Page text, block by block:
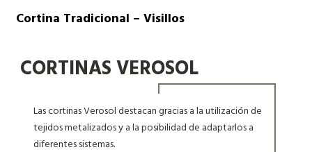
Cortina Tradicional – Visillos
CORTINAS VEROSOL
Las cortinas Verosol destacan gracias a la utilización de
tejidos metalizados y a la posibilidad de adaptarlos a
diferentes sistemas.